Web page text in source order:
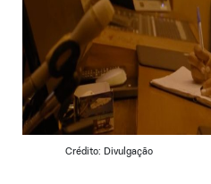
Crédito: Divulgação